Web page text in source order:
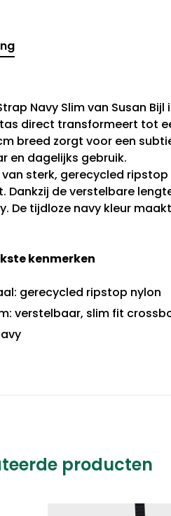
Navy Slim van Susan
direct transformeert tot
breed zorgt voor een
en dagelijks gebruik.
sterk, gerecycled
Dankzij de verstelbare
De tijdloze navy kleur
kenmerken
gerecycled ripstop nylon
verstelbaar, slim fit
producten